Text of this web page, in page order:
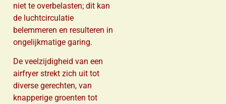
niet te overbelasten; dit kan
de luchtcirculatie
belemmeren en resulteren in
ongelijkmatige garing.
De veelzijdigheid van een
airfryer strekt zich uit tot
diverse gerechten, van
knapperige groenten tot